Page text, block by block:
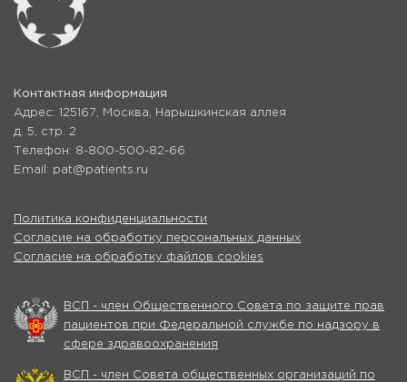
Контактная информация
Адрес: 125167, Москва, Нарышкинская аллея
д. 5, стр. 2
Телефон: 8-800-500-82-66
Email: pat@patients.ru
Политика конфиденциальности
Согласие на обработку персональных данных
Согласие на обработку файлов cookies
ВСП - член Общественного Совета по защите прав
пациентов при Федеральной службе по надзору в
сфере здравоохранения
ВСП - член Совета общественных организаций по